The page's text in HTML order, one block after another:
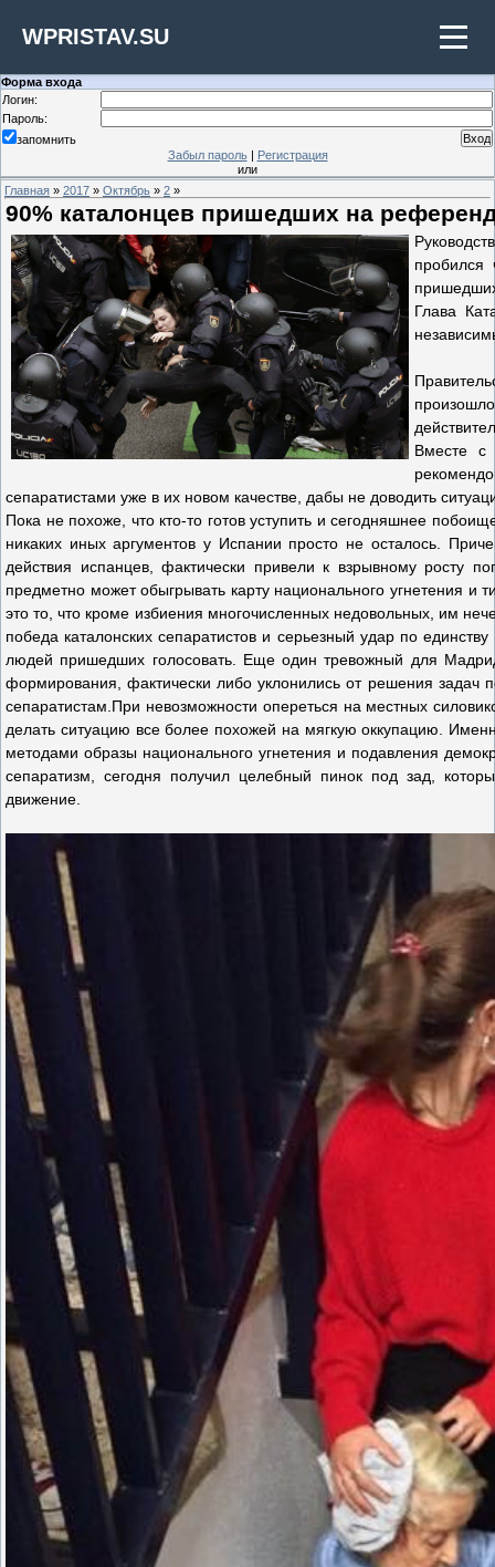
WPRISTAV.SU
Форма входа
Логин:
Пароль:
запомнить
Забыл пароль| Регистрация
или
Главная » 2017 » Октябрь » 2 »
90% каталонцев пришедших на
пробился
Глава
Вместе с
сепаратистами уже в их новом качестве, дабы не доводить
Пока не похоже, что кто-то готов уступить и сегодняшнее
никаких иных аргументов у Испании просто не осталось.
действия испанцев, фактически привели к взрывному росту
предметно может обыгрывать карту национального угнетения
это то, что кроме избиения многочисленных недовольных, им
победа каталонских сепаратистов и серьезный удар по
людей пришедших голосовать. Еще один тревожный для
формирования, фактически либо уклонились от решения
сепаратистам.При невозможности опереться на местных
делать ситуацию все более похожей на мягкую оккупацию.
методами образы национального угнетения и подавления
сепаратизм, сегодня получил целебный пинок под зад,
движение.